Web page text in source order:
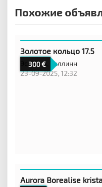
Похожие
300
Золотое кольцо 17.5
Эстония,
Таллинн
23-09-2025, 12:32
Aurora Borealise